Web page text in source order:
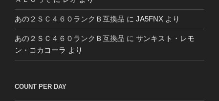
あの２ＳＣ４６０ランクＢ互換品 に JA5FNX より
あの２ＳＣ４６０ランクＢ互換品 に サンキスト・レモ
ン・コカコーラ より
COUNT PER DAY